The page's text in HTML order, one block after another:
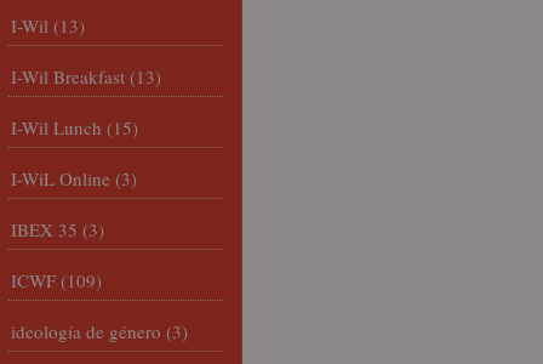
I-Wil (13)
I-Wil Breakfast (13)
I-Wil Lunch (15)
I-WiL Online (3)
IBEX 35 (3)
ICWF (109)
ideología de género (3)